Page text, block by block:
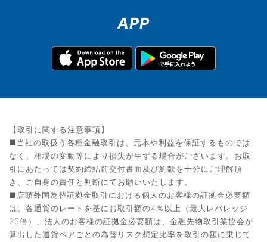
APP
【取引に関する注意事項】
■当社の取扱う各種金融取引は、元本や利益を保証するものでは
なく、相場の変動等により損失が生ずる場合がございます。お取
引にあたっては契約締結前交付書面及び約款を十分にご理解頂
き、ご自身の責任と判断にてお願いいたします。
■店頭外国為替証拠金取引における個人のお客様の証拠金必要額
は、各通貨のレートを基にお取引額の4％以上（最大レバレッジ
25倍）、法人のお客様の証拠金必要額は、金融先物取引業協会が
算出した通貨ペアごとの為替リスク想定比率を取引の額に乗じて